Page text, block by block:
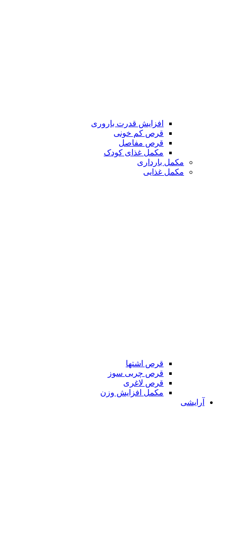
افزایش قدرت باروری
قرص کم خونی
قرص مفاصل
مکمل غذای کودک
مکمل بارداری
مکمل غذایی
قرص اشتها
قرص چربی سوز
قرص لاغری
مکمل افزایش وزن
آرایشی